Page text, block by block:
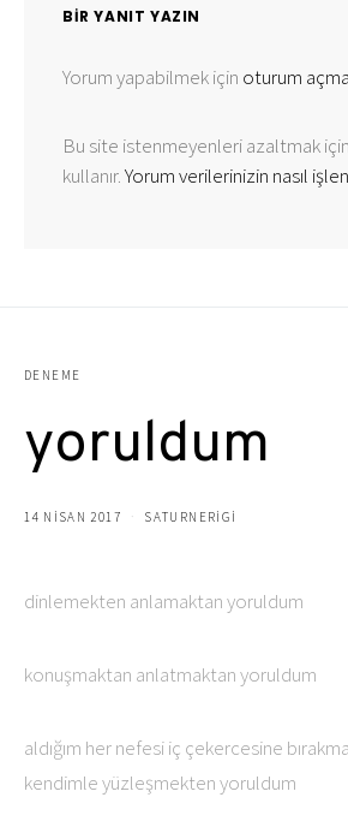
BIR YANIT YAZIN
Yorum yapabilmek için oturum
Bu site istenmeyenleri azaltmak
kullanır.Yorum verilerinizin nasıl
DENEME
yoruldum
14 NISAN 2017 SATURNERIGI
dinlemekten anlamaktan yoruldum
konuşmaktan anlatmaktan yoruldum
aldığım her nefesi iç çekercesine
kendimle yüzleşmekten yoruldum